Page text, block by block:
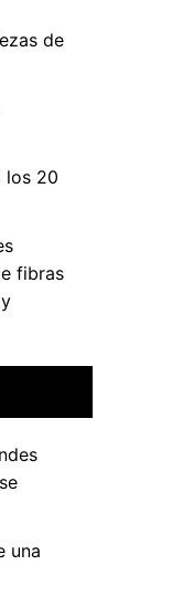
de
los 20
fibras
una